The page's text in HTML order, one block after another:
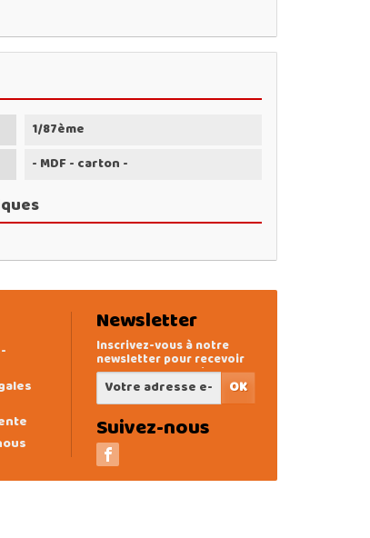
1/87ème
- MDF - carton -
Newsletter
Inscrivez-vous à notre
newsletter pour recevoir
des offres exclusives
Suivez-nous